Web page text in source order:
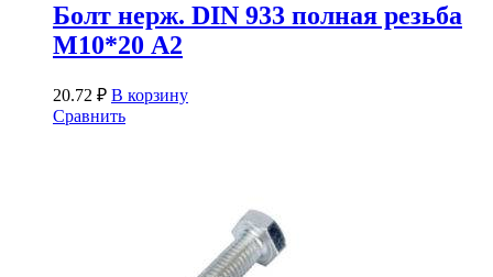
Болт нерж. DIN 933 полная резьба
М10*20 А2
20.72 ₽ В корзину
Сравнить